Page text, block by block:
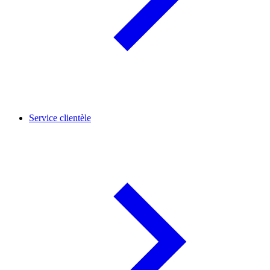
Service clientèle